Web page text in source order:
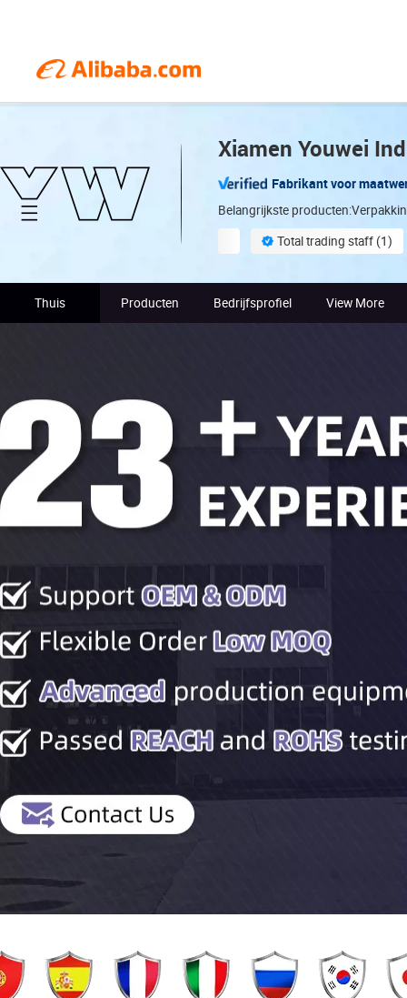
Xiamen Youwei
Fabrikant voor
Belangrijkste
Total trading staff (1)
Thuis Producten Bedrijfsprofiel View More